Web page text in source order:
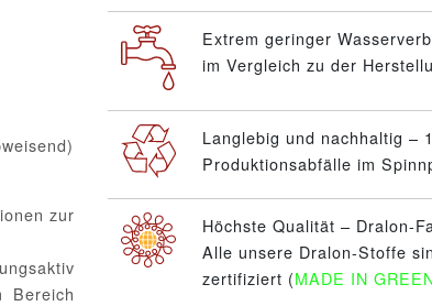
zur
Bereich
Extrem geringer
im Vergleich zu der
Langlebig und nachhaltig –
Produktionsabfälle im
Höchste Qualität – Dralon-
Alle unsere Dralon-Stoffe
zertifiziert (MADE IN